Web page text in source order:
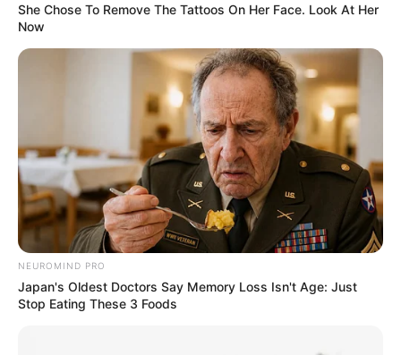
She Chose To Remove The Tattoos On Her Face. Look At Her
Now
NEUROMIND PRO
Japan's Oldest Doctors Say Memory Loss Isn't Age: Just
Stop Eating These 3 Foods